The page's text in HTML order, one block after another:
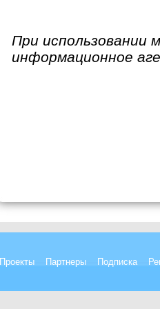
При использовании
информационное
Проекты Партнеры Подписка